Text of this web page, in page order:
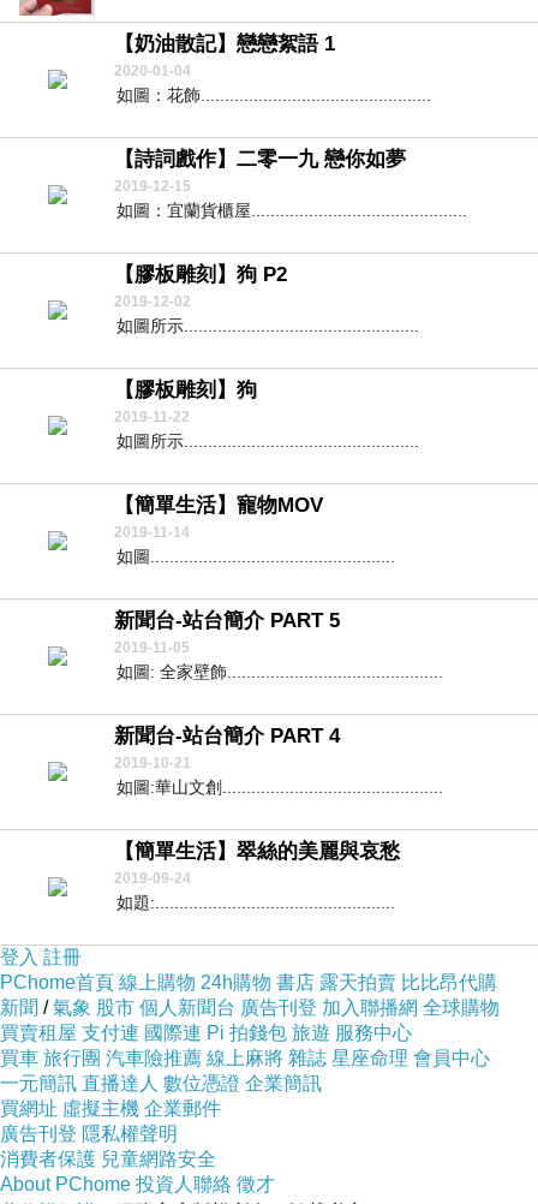
【奶油散記】戀戀絮語 1
2020-01-04
如圖：花飾................................................
【詩詞戲作】二零一九 戀你如夢
2019-12-15
如圖：宜蘭貨櫃屋.............................................
【膠板雕刻】狗 P2
2019-12-02
如圖所示.................................................
【膠板雕刻】狗
2019-11-22
如圖所示.................................................
【簡單生活】寵物MOV
2019-11-14
如圖...................................................
新聞台-站台簡介 PART 5
2019-11-05
如圖: 全家壁飾.............................................
新聞台-站台簡介 PART 4
2019-10-21
如圖:華山文創..............................................
【簡單生活】翠絲的美麗與哀愁
2019-09-24
如題:..................................................
登入 註冊
PChome首頁 線上購物 24h購物 書店 露天拍賣 比比昂代購
新聞 /氣象 股市 個人新聞台 廣告刊登 加入聯播網 全球購物
買賣租屋 支付連 國際連 Pi 拍錢包 旅遊 服務中心
買車 旅行團 汽車險推薦 線上麻將 雜誌 星座命理 會員中心
一元簡訊 直播達人 數位憑證 企業簡訊
買網址 虛擬主機 企業郵件
廣告刊登 隱私權聲明
消費者保護 兒童網路安全
About PChome 投資人聯絡 徵才